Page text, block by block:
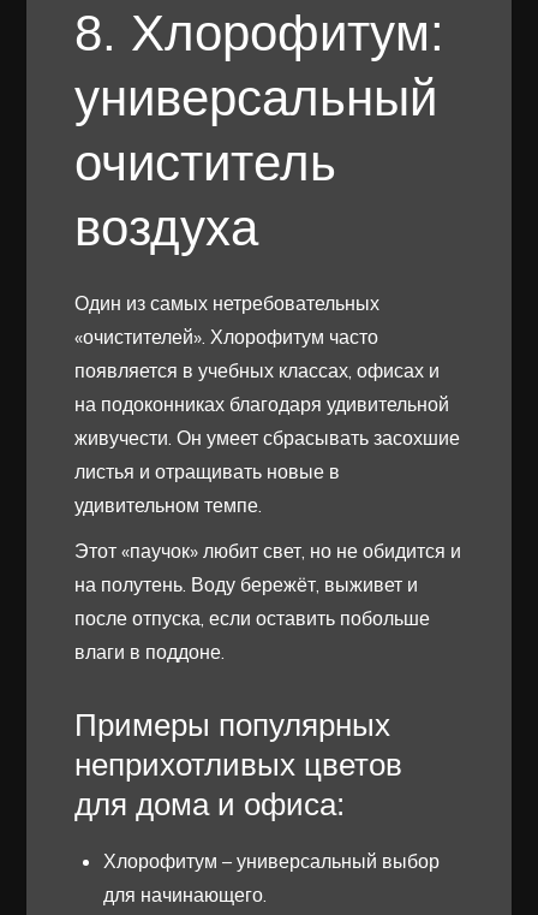
8. Хлорофитум:
универсальный
очиститель
воздуха
Один из самых нетребовательных
«очистителей». Хлорофитум часто
появляется в учебных классах, офисах и
на подоконниках благодаря удивительной
живучести. Он умеет сбрасывать засохшие
листья и отращивать новые в
удивительном темпе.
Этот «паучок» любит свет, но не обидится и
на полутень. Воду бережёт, выживет и
после отпуска, если оставить побольше
влаги в поддоне.
Примеры популярных
неприхотливых цветов
для дома и офиса:
Хлорофитум – универсальный выбор
для начинающего.